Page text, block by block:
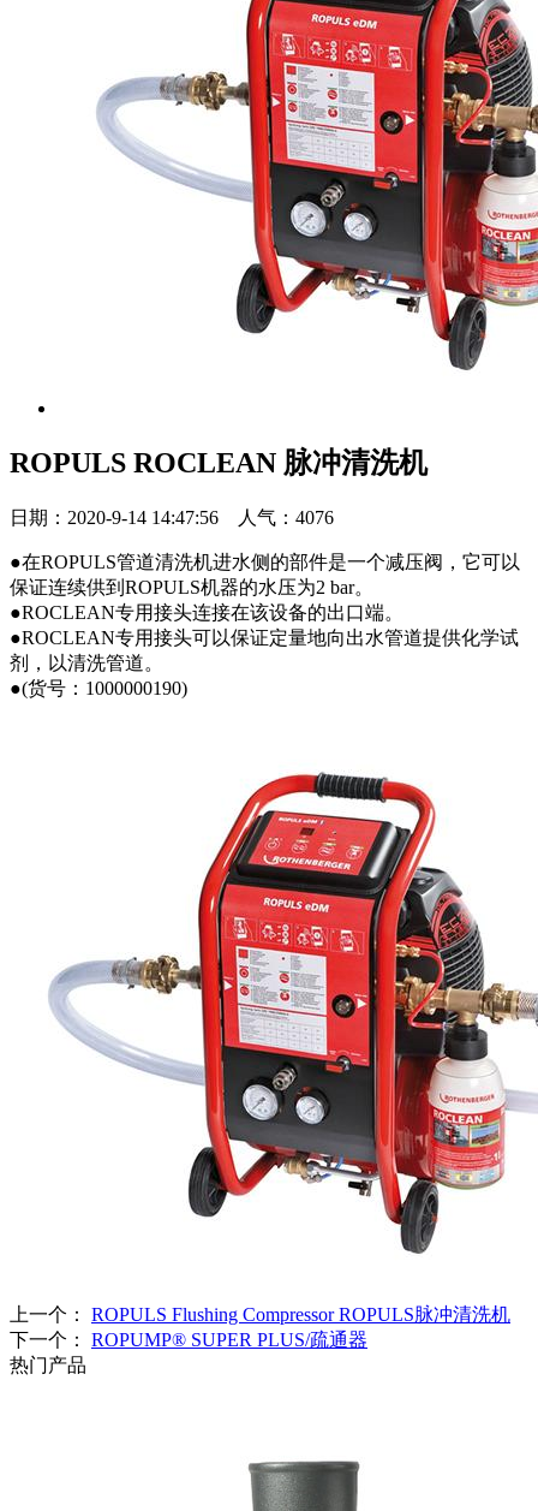
ROPULS ROCLEAN 脉冲清洗机
日期：2020-9-14 14:47:56 人气：4076
●在ROPULS管道清洗机进水侧的部件是一个减压阀，它可以
保证连续供到ROPULS机器的水压为2 bar。
●ROCLEAN专用接头连接在该设备的出口端。
●ROCLEAN专用接头可以保证定量地向出水管道提供化学试
剂，以清洗管道。
●(货号：1000000190)
上一个： ROPULS Flushing Compressor ROPULS脉冲清洗机
下一个： ROPUMP® SUPER PLUS/疏通器
热门产品